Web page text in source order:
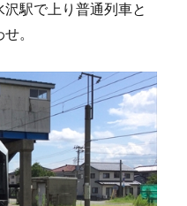
駅で上り普通列車と
。